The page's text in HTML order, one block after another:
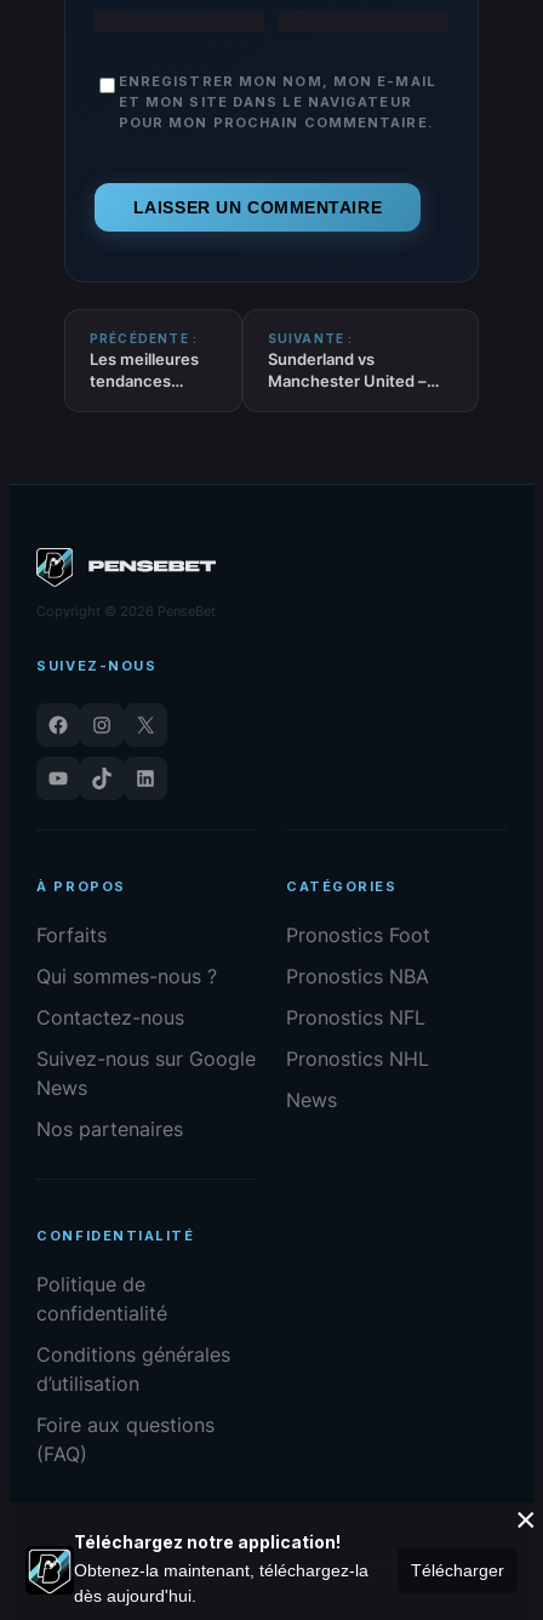
ENREGISTRER MON NOM, MON E-MAIL
ET MON SITE DANS LE NAVIGATEUR
POUR MON PROCHAIN COMMENTAIRE.
PRÉCÉDENTE :
Les meilleures
tendances
SUIVANTE :
Sunderland vs
Manchester United –
Copyright © 2026 PenseBet
SUIVEZ-NOUS
Facebook Instagram
X
YouTube
TikTok LinkedIn
À PROPOS
Forfaits
Qui sommes-nous ?
Contactez-nous
Suivez-nous sur Google
News
Nos partenaires
CATÉGORIES
Pronostics Foot
Pronostics NBA
Pronostics NFL
Pronostics NHL
News
CONFIDENTIALITÉ
Politique de
confidentialité
Conditions générales
d’utilisation
Foire aux questions
(FAQ)
Téléchargez notre application!
Obtenez-la maintenant, téléchargez-la
dès aujourd'hui.
Télécharger
×